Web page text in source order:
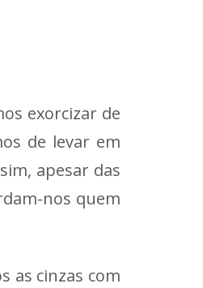
exorcizar de
de levar em
apesar das
nos quem
as cinzas com